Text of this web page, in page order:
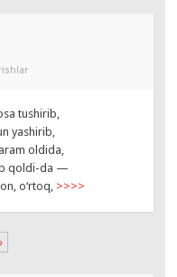
tushirib,
yashirib,
oldida,
qoldi-da —
o‘rtoq, >>>>